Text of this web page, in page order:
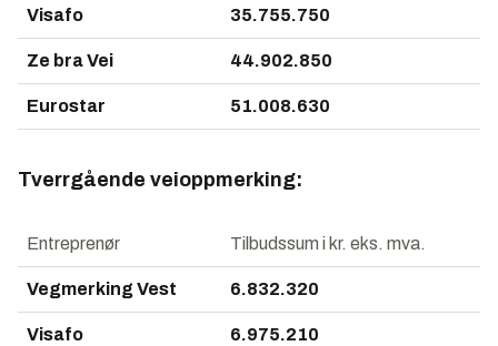
Visafo 35.755.750
Ze bra Vei 44.902.850
Eurostar 51.008.630
Tverrgående veioppmerking:
Entreprenør Tilbudssum i kr. eks. mva.
Vegmerking Vest 6.832.320
Visafo 6.975.210